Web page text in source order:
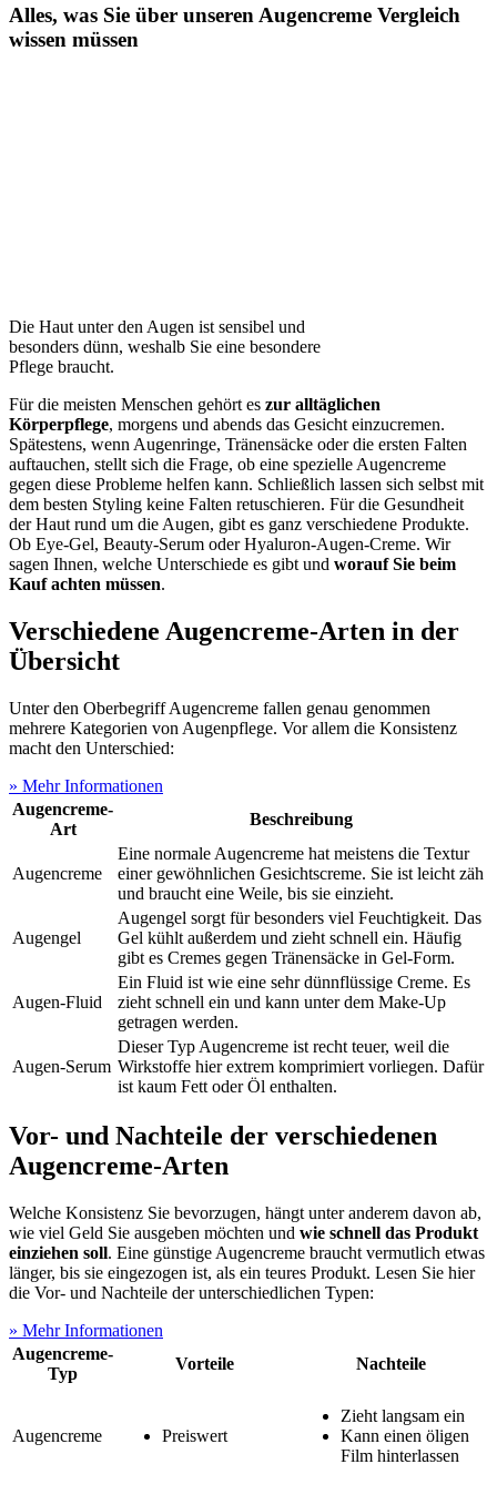
Alles, was Sie über unseren Augencreme Vergleich
wissen müssen
Die Haut unter den Augen ist sensibel und
besonders dünn, weshalb Sie eine besondere
Pflege braucht.
Für die meisten Menschen gehört es zur alltäglichen
Körperpflege, morgens und abends das Gesicht einzucremen.
Spätestens, wenn Augenringe, Tränensäcke oder die ersten Falten
auftauchen, stellt sich die Frage, ob eine spezielle Augencreme
gegen diese Probleme helfen kann. Schließlich lassen sich selbst mit
dem besten Styling keine Falten retuschieren. Für die Gesundheit
der Haut rund um die Augen, gibt es ganz verschiedene Produkte.
Ob Eye-Gel, Beauty-Serum oder Hyaluron-Augen-Creme. Wir
sagen Ihnen, welche Unterschiede es gibt und worauf Sie beim
Kauf achten müssen.
Verschiedene Augencreme-Arten in der
Übersicht
Unter den Oberbegriff Augencreme fallen genau genommen
mehrere Kategorien von Augenpflege. Vor allem die Konsistenz
macht den Unterschied:
» Mehr Informationen
Augencreme-
Art
Beschreibung
Augencreme
Eine normale Augencreme hat meistens die Textur
einer gewöhnlichen Gesichtscreme. Sie ist leicht zäh
und braucht eine Weile, bis sie einzieht.
Augengel
Augengel sorgt für besonders viel Feuchtigkeit. Das
Gel kühlt außerdem und zieht schnell ein. Häufig
gibt es Cremes gegen Tränensäcke in Gel-Form.
Augen-Fluid
Ein Fluid ist wie eine sehr dünnflüssige Creme. Es
zieht schnell ein und kann unter dem Make-Up
getragen werden.
Augen-Serum
Dieser Typ Augencreme ist recht teuer, weil die
Wirkstoffe hier extrem komprimiert vorliegen. Dafür
ist kaum Fett oder Öl enthalten.
Vor- und Nachteile der verschiedenen
Augencreme-Arten
Welche Konsistenz Sie bevorzugen, hängt unter anderem davon ab,
wie viel Geld Sie ausgeben möchten und wie schnell das Produkt
einziehen soll. Eine günstige Augencreme braucht vermutlich etwas
länger, bis sie eingezogen ist, als ein teures Produkt. Lesen Sie hier
die Vor- und Nachteile der unterschiedlichen Typen:
» Mehr Informationen
Augencreme-
Typ
Vorteile Nachteile
Augencreme Preiswert
Zieht langsam ein
Kann einen öligen
Film hinterlassen